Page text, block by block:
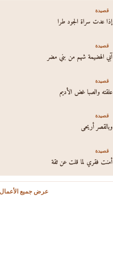
قصيدة
إذا عدت سراة الجود طرا
قصيدة
آبي الهضيمة شهم من بني مضر
قصيدة
علقته والصبا غض الأديم
قصيدة
وبالقصر أريحي
قصيدة
أمنت فقري لما قلت عن ثقة
عرض جميع